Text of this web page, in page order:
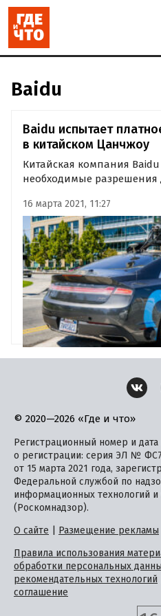
Baidu
Baidu испытает
в китайском Цанчжоу
Китайская компания
необходимые разрешения
беспилотных такси в
16 марта 2021, 11:27
© 2020—2026 «Где и что»
Регистрационный номер и
о регистрации: серия ЭЛ №
от 15 марта 2021 года,
Федеральной службой по
информационных технологий
(Роскомнадзор).
О сайте
Размещение рекламы
Правила использования
обработки персональных
рекомендательных технологий
соглашение